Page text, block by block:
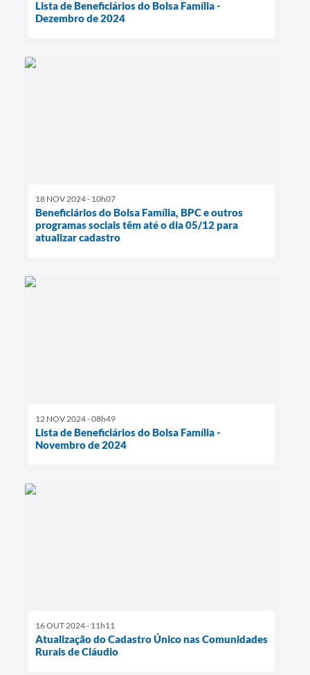
Lista de Beneficiários do Bolsa Família -
Dezembro de 2024
18 NOV 2024 - 10h07
Beneficiários do Bolsa Família, BPC e outros
programas sociais têm até o dia 05/12 para
atualizar cadastro
12 NOV 2024 - 08h49
Lista de Beneficiários do Bolsa Família -
Novembro de 2024
16 OUT 2024 - 11h11
Atualização do Cadastro Único nas Comunidades
Rurais de Cláudio